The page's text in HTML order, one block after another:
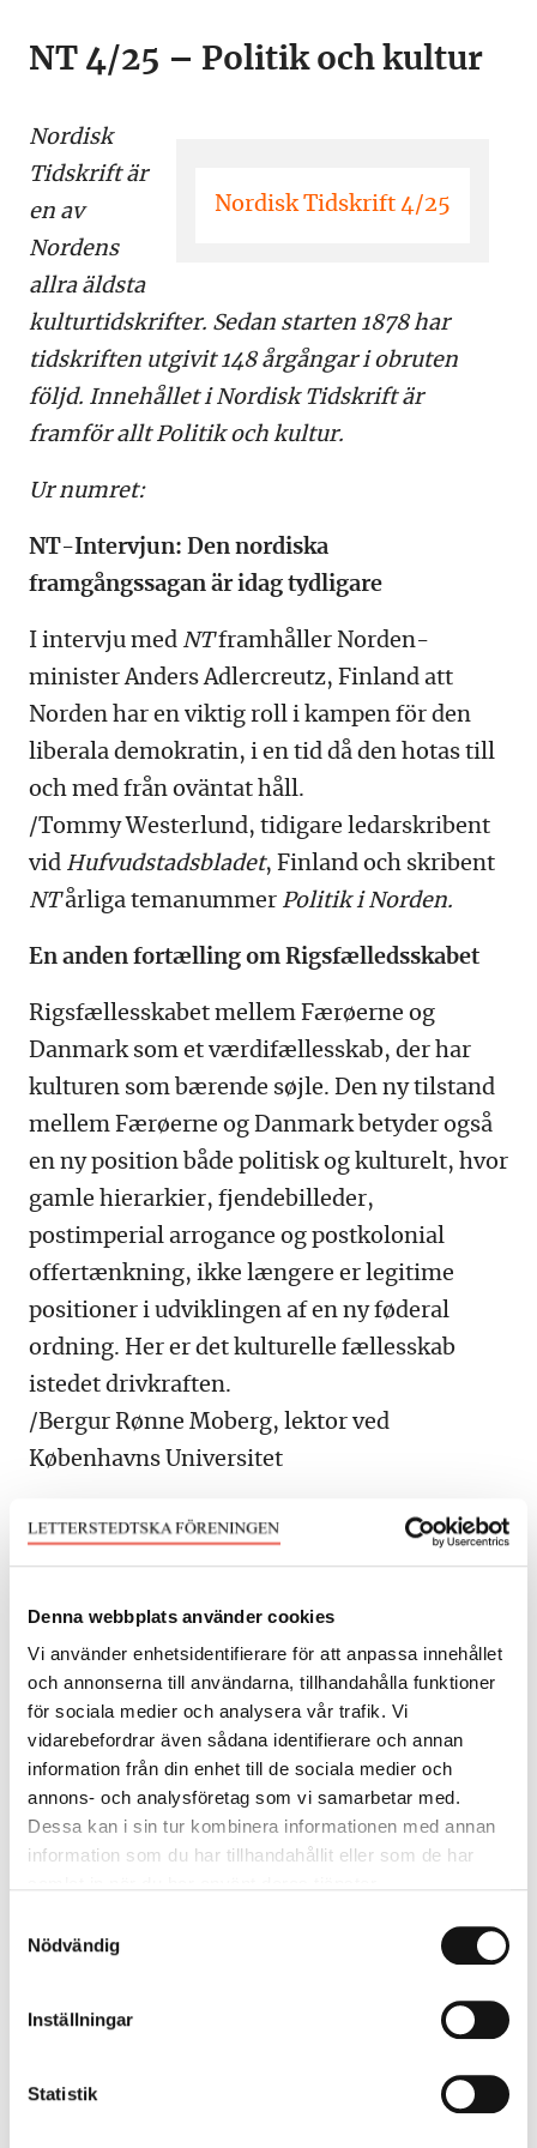
Denna webbplats använder cookies
Vi använder enhetsidentifierare för att anpassa innehållet
och annonserna till användarna, tillhandahålla funktioner
för sociala medier och analysera vår trafik. Vi
vidarebefordrar även sådana identifierare och annan
information från din enhet till de sociala medier och
annons- och analysföretag som vi samarbetar med.
Dessa kan i sin tur kombinera informationen med annan
information som du har tillhandahållit eller som de har
Nödvändig
Inställningar
Statistik
NT 4/25 – Politik och kultur
Nordisk Tidskrift 4/25
Nordisk
Tidskrift är
en av
Nordens
allra äldsta
kulturtidskrifter. Sedan starten 1878 har
tidskriften utgivit 148 årgångar i obruten
följd. Innehållet i Nordisk Tidskrift är
framför allt Politik och kultur.
Ur numret:
NT-Intervjun: Den nordiska
framgångssagan är idag tydligare
I intervju med NTframhåller Norden-
minister Anders Adlercreutz, Finland att
Norden har en viktig roll i kampen för den
liberala demokratin, i en tid då den hotas till
och med från oväntat håll.
/Tommy Westerlund, tidigare ledarskribent
vid Hufvudstadsbladet, Finland och skribent
NTårliga temanummer Politik i Norden.
En anden fortælling om Rigsfælledsskabet
Rigsfællesskabet mellem Færøerne og
Danmark som et værdifællesskab, der har
kulturen som bærende søjle. Den ny tilstand
mellem Færøerne og Danmark betyder også
en ny position både politisk og kulturelt, hvor
gamle hierarkier, fjendebilleder,
postimperial arrogance og postkolonial
offertænkning, ikke længere er legitime
positioner i udviklingen af en ny føderal
ordning. Her er det kulturelle fællesskab
istedet drivkraften.
/Bergur Rønne Moberg, lektor ved
Københavns Universitet
Förtjänstmedaljen 2025: Snabbspår och
Britt Bohlin är fd. direktör för Nordiska rådet
och mottagare av Letterstedtska
Förtjänstmedaljen 2025. I samtal medNT
berättar hon om intresset för människor som
har gått som en röd tråd genom hennes liv,
från de tidiga arbetsåren inom mentalvården
till alla de politiska uppdragen hon haft, såväl
för politiken och Norden. Varför är det viktigt
framåt se ut?